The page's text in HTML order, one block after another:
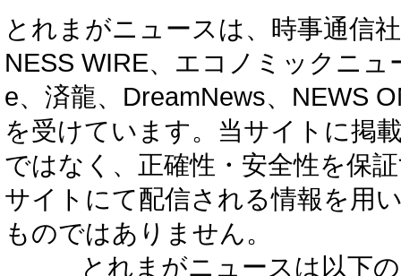
とれまがニュースは、時事通信
NESS WIRE、エコノミックニ
e、済龍、DreamNews、NEWS
を受けています。当サイトに掲
ではなく、正確性・安全性を保
サイトにて配信される情報を用
ものではありません。
とれまがニュースは以下